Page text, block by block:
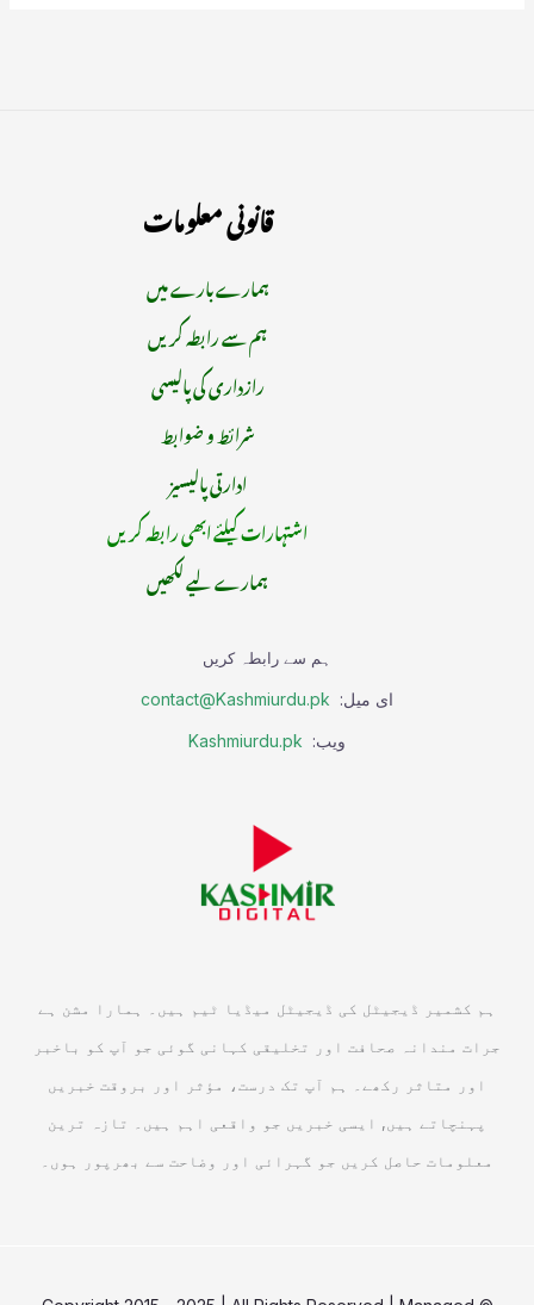
قانونی معلومات
ہمارے بارے میں
ہم سے رابطہ کریں
رازداری کی پالیسی
شرائط و ضوابط
ادارتی پالیسیز
اشتہارات کیلئے ابھی رابطہ کریں
ہمارے لیے لکھیں
ہم سے رابطہ کریں
ای میل: contact@Kashmiurdu.pk
ویب: Kashmiurdu.pk
ہم کشمیر ڈیجیٹل کی ڈیجیٹل میڈیا ٹیم ہیں۔ ہمارا مشن ہے
جرات مندانہ صحافت اور تخلیقی کہانی گوئی جو آپ کو باخبر
اور متاثر رکھے۔ ہم آپ تک درست، مؤثر اور بروقت خبریں
پہنچاتے ہیں, ایسی خبریں جو واقعی اہم ہیں۔ تازہ ترین
معلومات حاصل کریں جو گہرائی اور وضاحت سے بھرپور ہوں۔